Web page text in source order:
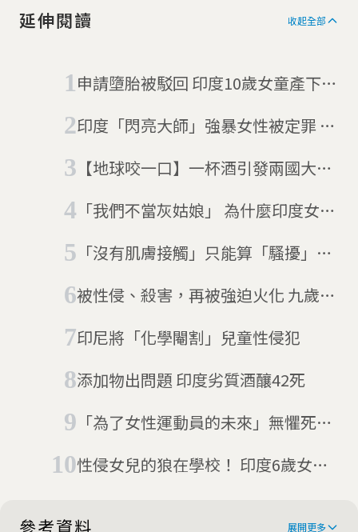
延伸閱讀 收起全部
申請墮胎被駁回 印度10歲女童產下一
印度「閃亮大師」強暴女性被定罪 信
【地球咬一口】一杯酒引發兩國大戰
「我們不當灰姑娘」 為什麼印度女性
「沒有肌膚接觸」只能算「騷擾」？
被性侵、殺害，再被強迫火化 九歲達
印尼將「化學閹割」兒童性侵犯
添加物出問題 印度劣質酒釀42死
「為了女性運動員的未來」無懼死亡
性侵女兒的狼在學校！ 印度6歲女童
參考資料 展開更多